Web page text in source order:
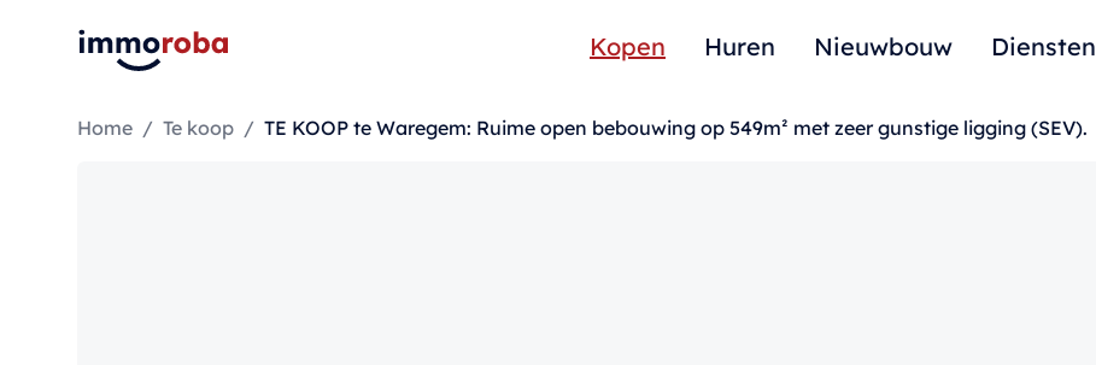
Kopen Huren Nieuwbouw Diensten
Home / Te koop / TE KOOP te Waregem: Ruime open bebouwing op 549m² met zeer gunstige ligging (SEV).